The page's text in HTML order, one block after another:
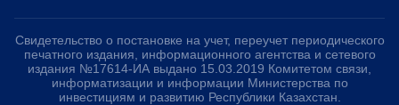
Свидетельство о постановке на учет, переучет периодического
печатного издания, информационного агентства и сетевого
издания №17614-ИА выдано 15.03.2019 Комитетом связи,
информатизации и информации Министерства по
инвестициям и развитию Республики Казахстан.